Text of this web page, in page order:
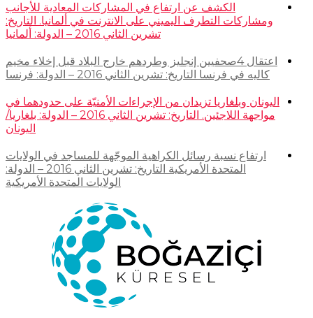
الكشف عن ارتفاع في المشاركات المعادية للأجانب
ومشاركات التطرف اليميني على الانترنت في ألمانيا. التاريخ:
تشرين الثاني 2016 – الدولة: ألمانيا
اعتقال 4صحفيين إنجليز وطردهم خارج البلاد قبل إخلاء مخيم
كاليه في فرنسا التاريخ: تشرين الثاني 2016 – الدولة: فرنسا
اليونان وبلغاريا تزيدان من الإجراءات الأمنيّة على حدودهما في
مواجهة اللاجئين. التاريخ: تشرين الثاني 2016 – الدولة: بلغاريا/
اليونان
ارتفاع نسبة رسائل الكراهية الموجّهة للمساجد في الولايات
المتحدة الأمريكية التاريخ: تشرين الثاني 2016 – الدولة:
الولايات المتحدة الأمريكية